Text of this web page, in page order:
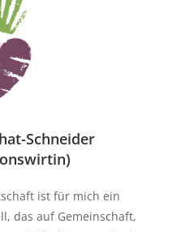
Schneider
ist für mich ein
das auf Gemeinschaft,